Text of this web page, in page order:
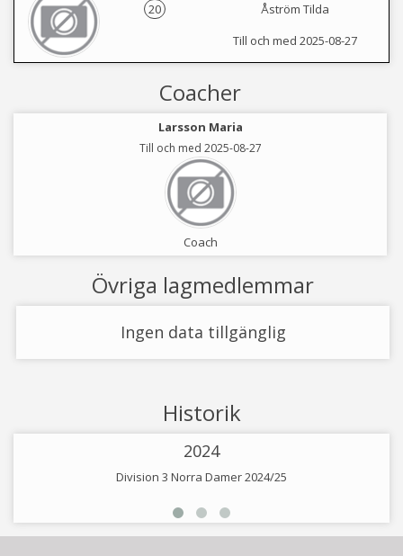
20
Åström Tilda
Till och med 2025-08-27
Coacher
Larsson Maria
Till och med 2025-08-27
Coach
Övriga lagmedlemmar
Ingen data tillgänglig
Historik
2024
Division 3 Norra Damer 2024/25